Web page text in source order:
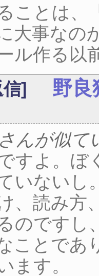
ことは、
大事なの
ル作る以
] 野良
んが似て
すよ。ぼ
いないし
、読み方
のですし
ことであ
ます。